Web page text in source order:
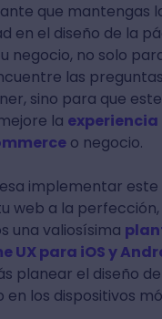
que mantengas
en el diseño de la
negocio, no solo
las
sino para que
la
o negocio.
implementar este
web a la
una valiosísima
UX para iOS y
planear el diseño
en los dispositivos